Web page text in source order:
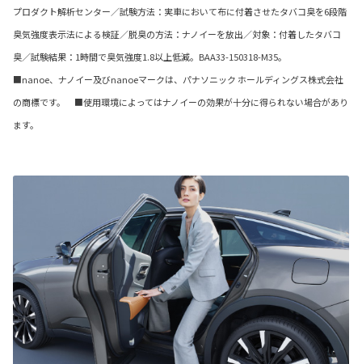
プロダクト解析センター／試験方法：実車において布に付着させたタバコ臭を6段階
臭気強度表示法による検証／脱臭の方法：ナノイーを放出／対象：付着したタバコ
臭／試験結果：1時間で臭気強度1.8以上低減。BAA33-150318-M35。
■nanoe、ナノイー及びnanoeマークは、パナソニック ホールディングス株式会社
の商標です。 ■使用環境によってはナノイーの効果が十分に得られない場合があり
ます。